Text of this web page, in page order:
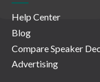
Help Center
Blog
Compare Speaker
Advertising